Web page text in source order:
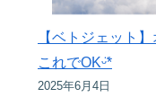
【ベトジェット
これでOKᵕ̈*
2025年6月4日